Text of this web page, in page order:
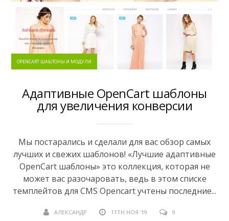
OPENCART ШАБЛОНЫ И МОДУЛИ
Адаптивные OpenCart шаблоны
для увеличения конверсии
Мы постарались и сделали для вас обзор самых
лучших и свежих шаблонов! «Лучшие адаптивные
OpenCart шаблоны» это коллекция, которая не
может вас разочаровать, ведь в этом списке
темплейтов для СMS Opencart учтены последние...
АЛЕКСАНДР 11TH НОЯ '19 9